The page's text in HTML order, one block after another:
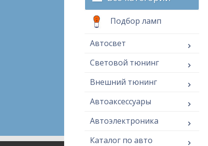
Подбор ламп
Автосвет
Световой тюнинг
Внешний тюнинг
Автоаксессуары
Автоэлектроника
Каталог по авто